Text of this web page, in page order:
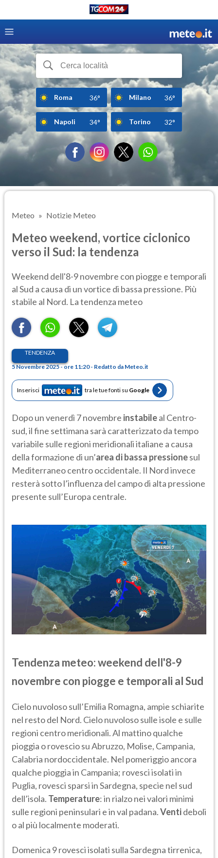
Roma 36° Milano 36°
Napoli 34° Torino 32°
Meteo Notizie Meteo
Meteo weekend, vortice ciclonico
verso il Sud: la tendenza
Weekend dell'8-9 novembre con piogge e temporali
al Sud a causa di un vortice di bassa pressione. Più
stabile al Nord. La tendenza meteo
TENDENZA
5 Novembre 2025 - ore 11:20 - Redatto da Meteo.it
Inserisci tra le tue fonti su Google
Dopo un venerdì 7 novembre instabileal Centro-
sud, il fine settimana sarà caratterizzato da tempo
variabile sulle regioni meridionali italiane a causa
della formazione di un’area di bassa pressionesul
Mediterraneo centro occidentale. Il Nord invece
resterà sotto l’influenza del campo di alta pressione
presente sull’Europa centrale.
Tendenza meteo: weekend dell'8-9
novembre con piogge e temporali al Sud
Cielo nuvoloso sull’Emilia Romagna, ampie schiarite
nel resto del Nord. Cielo nuvoloso sulle isole e sulle
regioni centro meridionali. Al mattino qualche
pioggia o rovescio su Abruzzo, Molise, Campania,
Calabria nordoccidentale. Nel pomeriggio ancora
qualche pioggia in Campania; rovesci isolati in
Puglia, rovesci sparsi in Sardegna, specie nel sud
dell’isola. Temperature: in rialzo nei valori minimi
sulle regioni peninsulari e in val padana.Ventideboli
o al più localmente moderati.
Domenica 9 rovesci isolati sulla Sardegna tirrenica,